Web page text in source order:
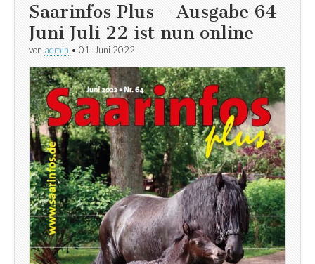
Saarinfos Plus – Ausgabe 64
Juni Juli 22 ist nun online
von admin • 01. Juni 2022